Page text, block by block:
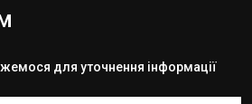
для уточнення інформації